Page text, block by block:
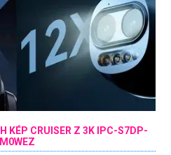
KÉP CRUISER Z 3K IPC-S7DP-